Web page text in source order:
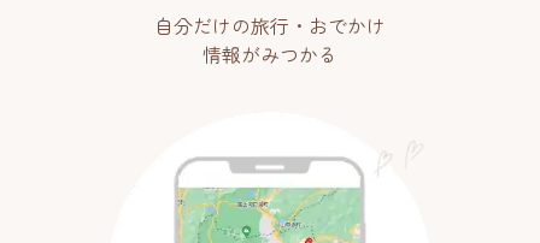
自分だけの旅行・おでかけ
情報がみつかる